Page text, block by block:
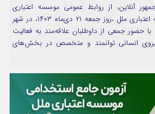
آنلاین، از روابط عمومی موسسه اعتباری
ملل:آزمون جامع استخدامی موسسه اعتباری ملل ،روز جمعه ۲۱ دی‌ماه ۱۴۰۳، در شهر
حضور جمعی از داوطلبان علاقه‌مند به فعالیت
انسانی توانمند و متخصص در بخش‌های